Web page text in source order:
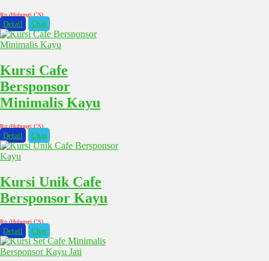
Rp (Hubungi CS)
Detail Chat
Kursi Cafe
Bersponsor
Minimalis Kayu
Rp (Hubungi CS)
Detail Chat
Kursi Unik Cafe
Bersponsor Kayu
Rp (Hubungi CS)
Detail Chat